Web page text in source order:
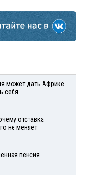
может дать Африке
себя
отставка
не меняет
пенсия